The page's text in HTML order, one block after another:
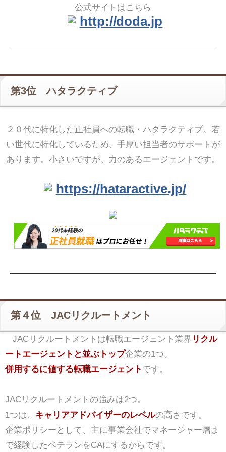
公式サイトはこちら
http://doda.jp
第3位 ハタラクティブ
２０代に特化した正社員への転職・ハタラクティブ。若
い世代に特化しているため、手厚い担当者のサポートが
あります。小さいですが、力のあるエージェントです。
https://hataractive.jp/
第４位 JACリクルートメント
JACリクルートメントは転職エージェント業界 リクル
ートエージェントと並ぶトップ企業の1つ。
併用するに値する転職エージェント です。
JACリクルートメントの強みは2つ。
1つは、 キャリアアドバイザーのレベルの高さです。
企業ポリシーとして、主に事業会社でマネージャー層ま
で経験したベテランをCAにするからです。